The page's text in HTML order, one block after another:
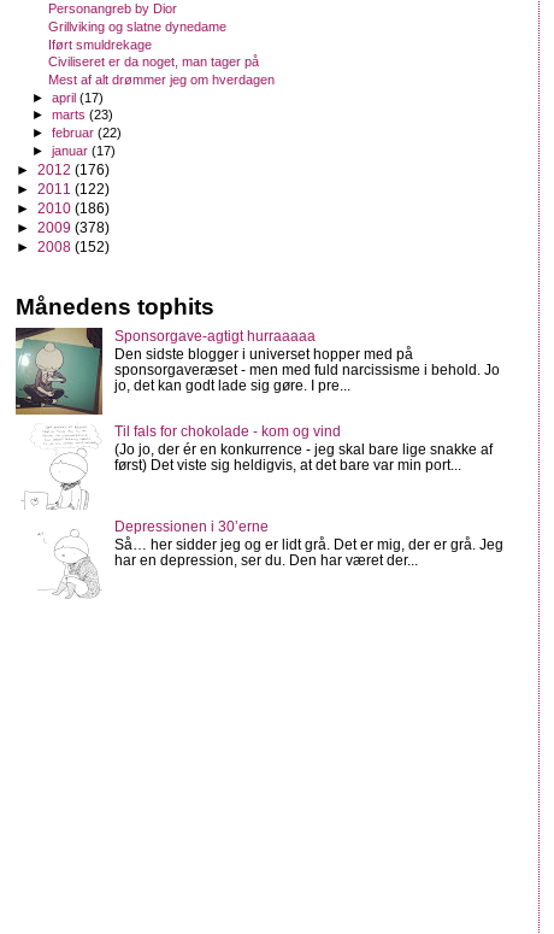
Personangreb by Dior
Grillviking og slatne dynedame
Iført smuldrekage
Civiliseret er da noget, man tager på
Mest af alt drømmer jeg om hverdagen
►april(17)
►marts(23)
►februar(22)
►januar(17)
► 2012 (176)
► 2011 (122)
► 2010 (186)
► 2009 (378)
► 2008 (152)
Månedens tophits
Sponsorgave-agtigt hurraaaaa
Den sidste blogger i universet hopper med på
sponsorgaveræset - men med fuld narcissisme i behold. Jo
jo, det kan godt lade sig gøre. I pre...
Til fals for chokolade - kom og vind
(Jo jo, der ér en konkurrence - jeg skal bare lige snakke af
først) Det viste sig heldigvis, at det bare var min port...
Depressionen i 30’erne
Så… her sidder jeg og er lidt grå. Det er mig, der er grå. Jeg
har en depression, ser du. Den har været der...